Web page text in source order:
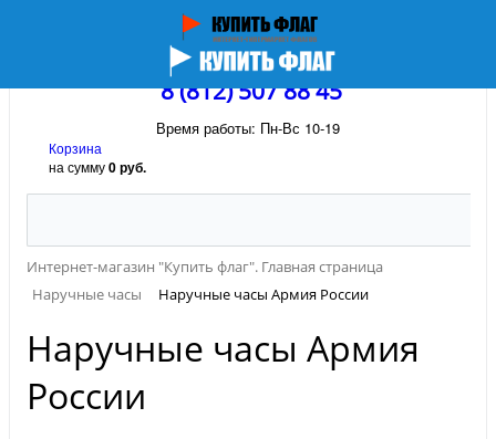
8 (812) 507 88 45
Время работы: Пн-Вс 10-19
Корзина
на сумму0 руб.
Интернет-магазин "Купить флаг". Главная страница
Наручные часы
Наручные часы Армия России
Наручные часы Армия
России